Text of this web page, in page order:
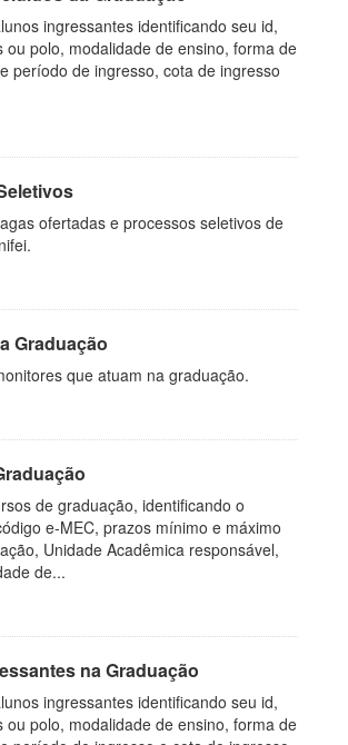
ingressantes identificando seu id,
ou polo, modalidade de ensino, forma de
período de ingresso, cota de ingresso
ofertadas e processos seletivos de
Graduação
que atuam na graduação.
de graduação, identificando o
e-MEC, prazos mínimo e máximo
Unidade Acadêmica responsável,
de...
na Graduação
ingressantes identificando seu id,
ou polo, modalidade de ensino, forma de